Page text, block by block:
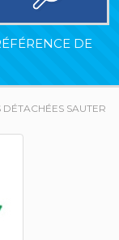
DE
DÉTACHÉES SAUTER